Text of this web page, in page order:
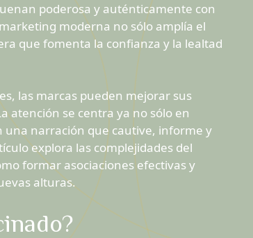
poderosa y auténticamente con
moderna no sólo amplía el
que fomenta la confianza y la lealtad
las marcas pueden mejorar sus
atención se centra ya no sólo en
narración que cautive, informe y
explora las complejidades del
formar asociaciones efectivas y
alturas.